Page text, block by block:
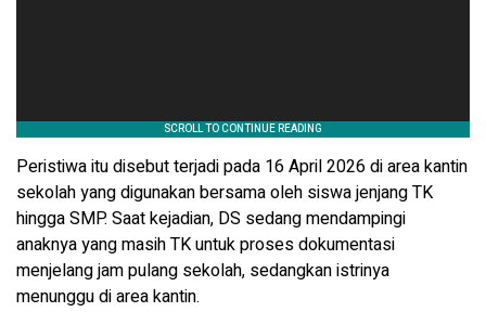
Peristiwa itu disebut terjadi pada 16 April 2026 di area kantin
sekolah yang digunakan bersama oleh siswa jenjang TK
hingga SMP. Saat kejadian, DS sedang mendampingi
anaknya yang masih TK untuk proses dokumentasi
menjelang jam pulang sekolah, sedangkan istrinya
menunggu di area kantin.